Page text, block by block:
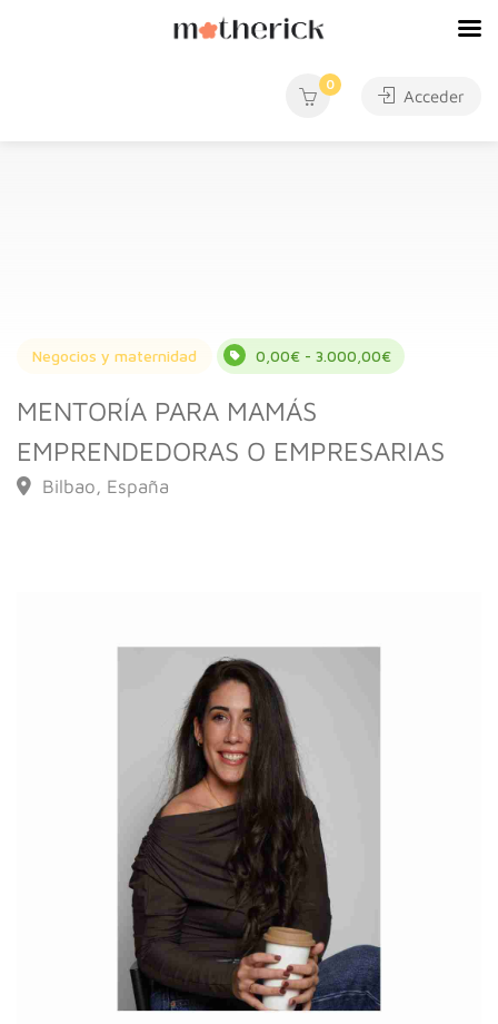
0
Acceder
Negocios y maternidad 0,00€ - 3.000,00€
MENTORÍA PARA MAMÁS
EMPRENDEDORAS O EMPRESARIAS
Bilbao, España